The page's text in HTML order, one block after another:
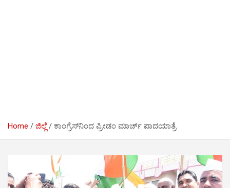
Home ಜಿಲ್ಲೆ ಕಾಂಗ್ರೆಸ್‍ನಿಂದ ಪ್ರೀಡಂ ಮಾರ್ಚ್ ಪಾದಯಾತ್ರೆ